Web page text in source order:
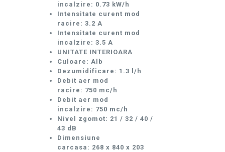
incalzire: 0.73 kW/h
Intensitate curent mod
racire: 3.2 A
Intensitate curent mod
incalzire: 3.5 A
UNITATE INTERIOARA
Culoare: Alb
Dezumidificare: 1.3 l/h
Debit aer mod
racire: 750 mc/h
Debit aer mod
incalzire: 750 mc/h
Nivel zgomot: 21 / 32 / 40 /
43 dB
Dimensiune
carcasa: 268 x 840 x 203